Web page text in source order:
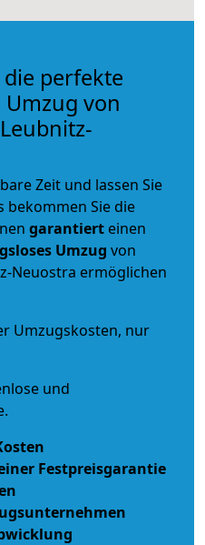
perfekte
von
Zeit und lassen Sie
bekommen Sie die
garantiert einen
Umzug von
Neuostra ermöglichen
Umzugskosten, nur
und
Festpreisgarantie